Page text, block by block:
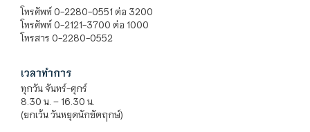
โทรศัพท์ 0-2280-0551 ต่อ 3200
โทรศัพท์ 0-2121-3700 ต่อ 1000
โทรสาร 0-2280-0552
เวลาทำการ
ทุกวัน จันทร์-ศุกร์
8.30 น. – 16.30 น.
(ยกเว้น วันหยุดนักขัตฤกษ์)